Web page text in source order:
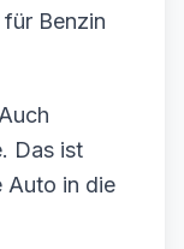
Benzin
Das ist
Auto in die